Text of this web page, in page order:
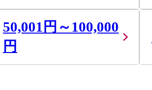
50,001円～100,000
円